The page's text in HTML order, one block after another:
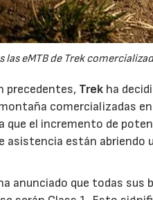
las eMTB de Trek
precedentes, Trek ha
comercializadas
que el incremento de
asistencia están abriendo
anunciado que todas